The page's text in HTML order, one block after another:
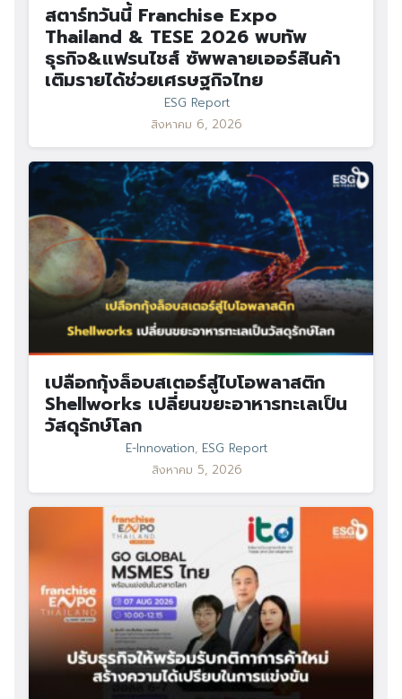
สตาร์ทวันนี้ Franchise Expo
Thailand & TESE 2026 พบทัพ
ธุรกิจ&แฟรนไชส์ ซัพพลายเออร์สินค้า
เติมรายได้ช่วยเศรษฐกิจไทย
ESG Report
สิงหาคม 6, 2026
เปลือกกุ้งล็อบสเตอร์สู่ไบโอพลาสติก
Shellworks เปลี่ยนขยะอาหารทะเลเป็น
วัสดุรักษ์โลก
E-Innovation, ESG Report
สิงหาคม 5, 2026